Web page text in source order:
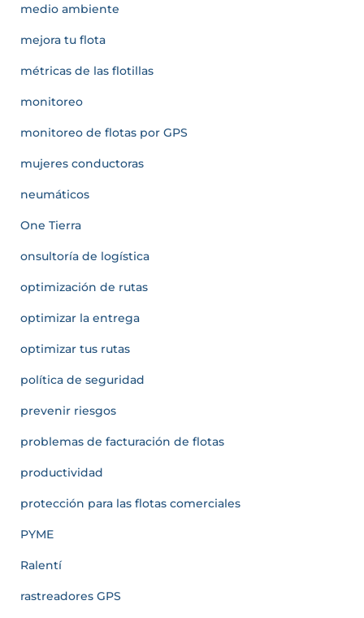
medio ambiente
mejora tu flota
métricas de las flotillas
monitoreo
monitoreo de flotas por GPS
mujeres conductoras
neumáticos
One Tierra
onsultoría de logística
optimización de rutas
optimizar la entrega
optimizar tus rutas
política de seguridad
prevenir riesgos
problemas de facturación de flotas
productividad
protección para las flotas comerciales
PYME
Ralentí
rastreadores GPS